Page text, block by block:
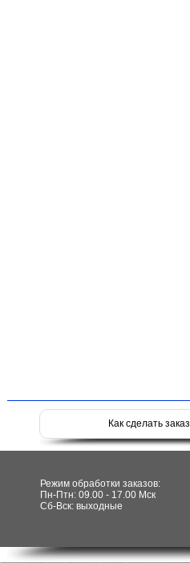
Как сделать заказ
Режим обработки заказов:
Пн-Птн: 09.00 - 17.00 Мск
Сб-Вск: выходные